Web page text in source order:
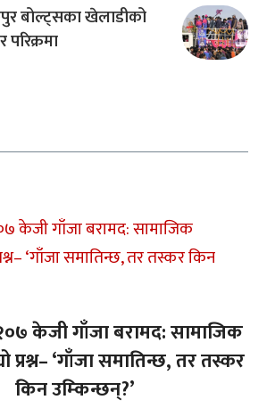
बोल्ट्सका खेलाडीको
केजी गाँजा बरामद: सामाजिक
प्रश्न– ‘गाँजा समातिन्छ, तर तस्कर
किन उम्किन्छन्?’